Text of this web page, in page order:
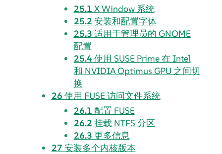
25.1 X Window 系统
25.2 安装和配置字体
25.3 适用于管理员的 GNOME
配置
25.4使用 SUSE Prime 在 Intel
和 NVIDIA Optimus GPU 之间切
换
26 使用 FUSE 访问文件系统
26.1 配置 FUSE
26.2 挂载 NTFS 分区
26.3 更多信息
27 安装多个内核版本